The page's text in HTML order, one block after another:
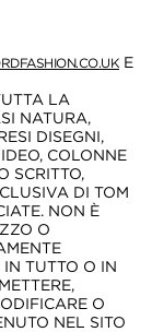
E
LA
NATURA,
DISEGNI,
COLONNE
SCRITTO,
DI TOM
NON È
O
IN TUTTO O IN
O
NEL SITO